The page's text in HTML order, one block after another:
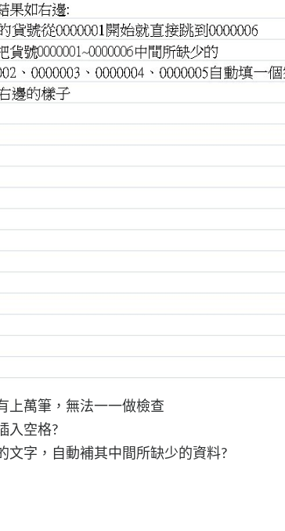
上萬筆，無法一一做檢查
入空格?
文字，自動補其中間所缺少的資料?